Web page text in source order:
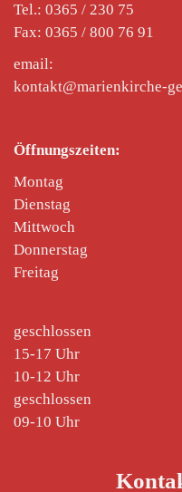
Tel.: 0365 / 230 75
Fax: 0365 / 800 76 91
email:
kontakt@marienkirche-
Öffnungszeiten:
Montag
Dienstag
Mittwoch
Donnerstag
Freitag
geschlossen
15-17 Uhr
10-12 Uhr
geschlossen
09-10 Uhr